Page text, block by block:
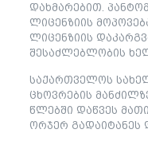
დახმარებით.
ლიცენზიის
ლიცენზიის
შესაძლებლობის
საქართველოს
ცხოვრების
წლებში დაწვეს
ორჯერ გადაიტანეს